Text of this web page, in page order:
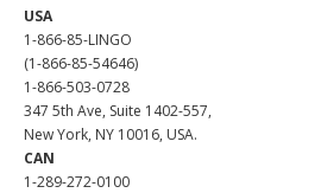
USA
1-866-85-LINGO
(1-866-85-54646)
1-866-503-0728
347 5th Ave, Suite 1402-557,
New York, NY 10016, USA.
CAN
1-289-272-0100